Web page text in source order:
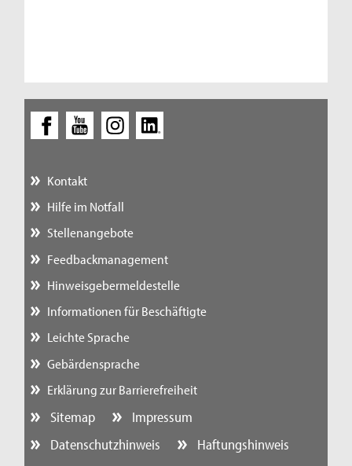
Kontakt
Hilfe im Notfall
Stellenangebote
Feedbackmanagement
Hinweisgebermeldestelle
Informationen für Beschäftigte
Leichte Sprache
Gebärdensprache
Erklärung zur Barrierefreiheit
Sitemap
Impressum
Datenschutzhinweis
Haftungshinweis